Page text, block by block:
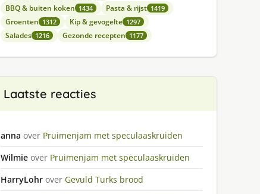
BBQ & buiten koken 1434 Pasta & rijst 1419
Groenten 1312 Kip & gevogelte 1297
Salades 1216 Gezonde recepten 1177
Laatste reacties
anna over Pruimenjam met speculaaskruiden
Wilmie over Pruimenjam met speculaaskruiden
HarryLohr over Gevuld Turks brood